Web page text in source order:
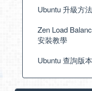
Ubuntu 升級方法
Zen Load
安裝教學
Ubuntu 查詢版